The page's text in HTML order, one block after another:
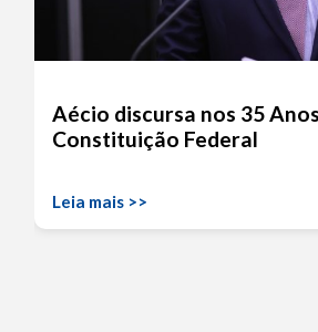
Aécio discursa nos 35
Constituição Federal
Leia mais >>